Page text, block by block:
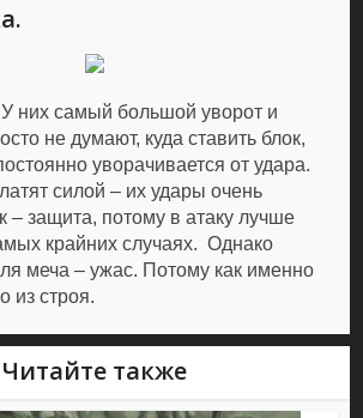
них самый большой уворот и
не думают, куда ставить блок,
уворачивается от удара.
силой – их удары очень
– защита, потому в атаку лучше
крайних случаях. Однако
меча – ужас. Потому как именно
из строя.
Читайте также